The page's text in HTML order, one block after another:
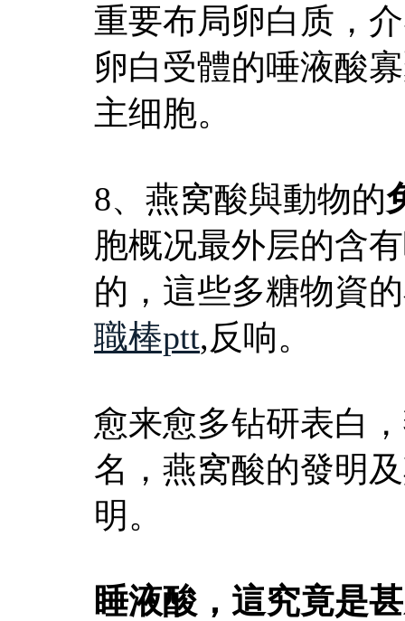
重要布局卵白质，
卵白受體的唾液酸
主细胞。
8、燕窝酸與動物的
胞概况最外层的含
的，這些多糖物資
職棒ptt,反响。
愈来愈多钻研表白
名，燕窝酸的發明
明。
睡液酸，這究竟是